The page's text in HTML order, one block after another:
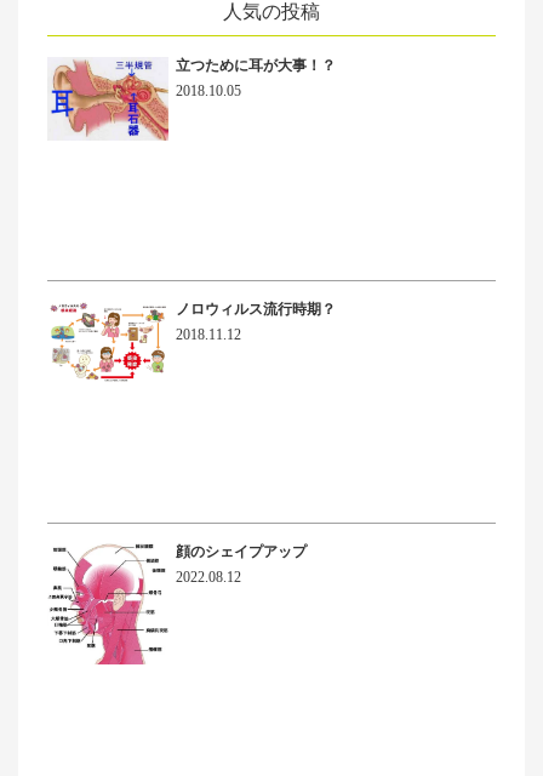
人気の投稿
立つために耳が大事！？
2018.10.05
ノロウィルス流行時期？
2018.11.12
顔のシェイプアップ
2022.08.12